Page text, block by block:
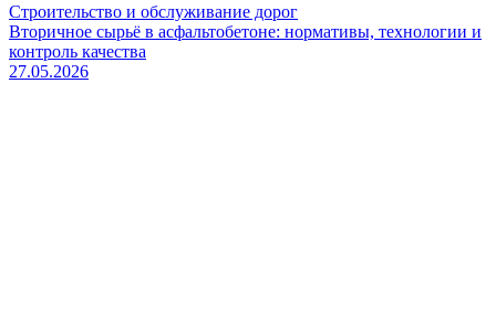
Строительство и обслуживание дорог
Вторичное сырьё в асфальтобетоне: нормативы, технологии и
контроль качества
27.05.2026